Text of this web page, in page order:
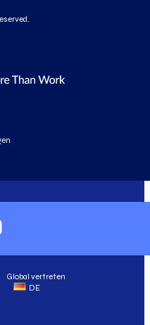
Global vertreten
DE